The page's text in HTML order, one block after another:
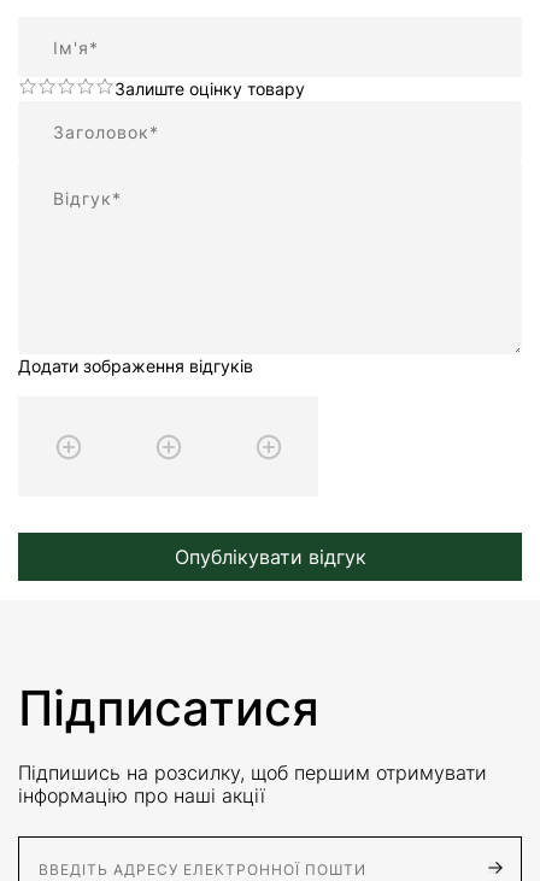
Залиште оцінку товару
Додати зображення відгуків
Опублікувати відгук
Підписатися
Підпишись на розсилку, щоб першим отримувати
інформацію про наші акції